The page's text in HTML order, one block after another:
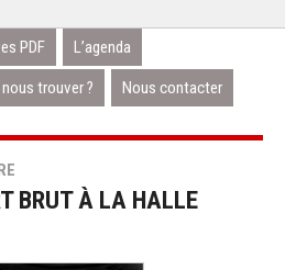
PDF L’agenda
nous trouver ? Nous contacter
BRUT À LA HALLE